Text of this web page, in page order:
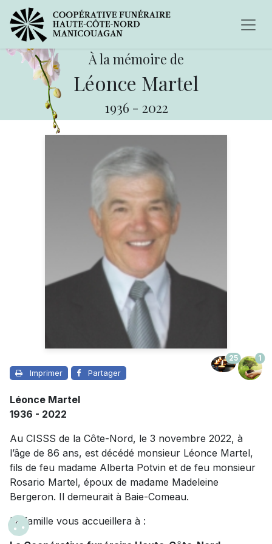
À la mémoire de
Léonce Martel
1936 - 2022
Imprimer Partager
25 1
Léonce Martel
1936 - 2022
Au CISSS de la Côte-Nord, le 3 novembre 2022, à
l’âge de 86 ans, est décédé monsieur Léonce Martel,
fils de feu madame Alberta Potvin et de feu monsieur
Rosario Martel, époux de madame Madeleine
Bergeron. Il demeurait à Baie-Comeau.
La famille vous accueillera à :